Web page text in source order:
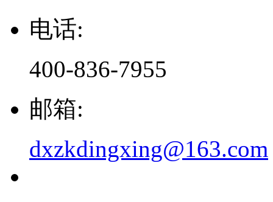
电话:
400-836-7955
邮箱:
dxzkdingxing@163.com